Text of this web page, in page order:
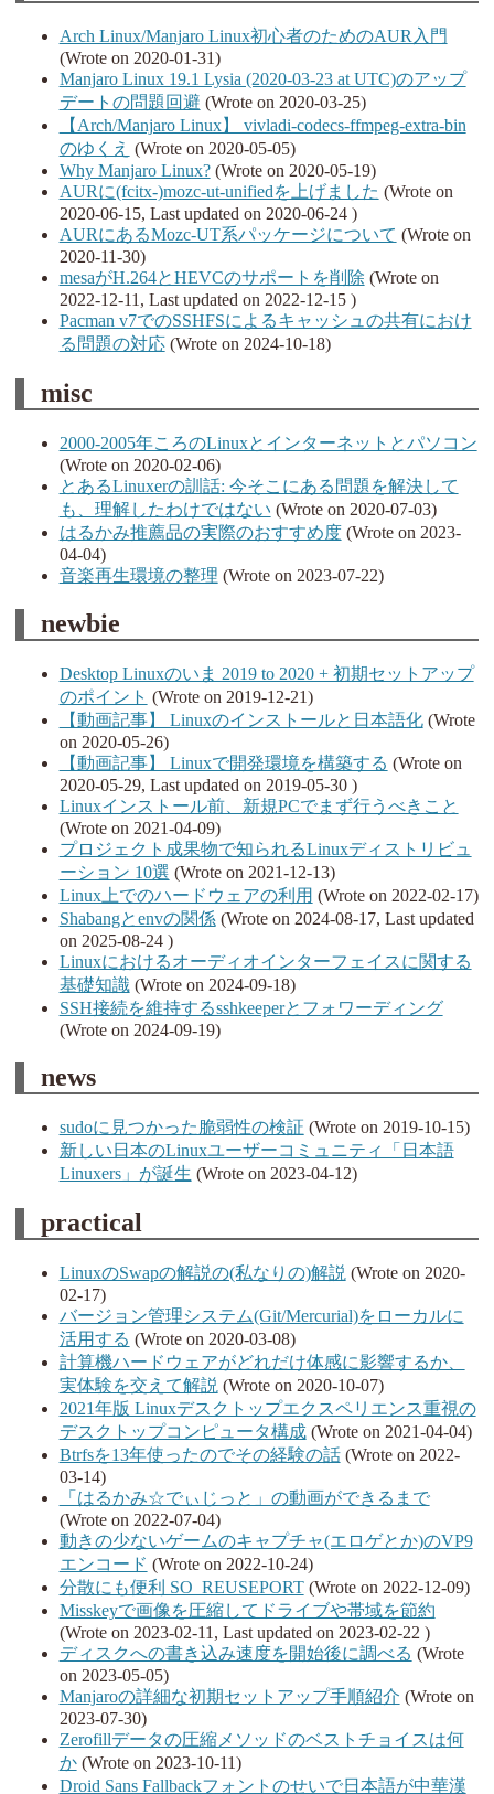
Arch Linux/Manjaro Linux初心者のためのAUR入門
(Wrote on 2020-01-31)
Manjaro Linux 19.1 Lysia (2020-03-23 at UTC)のアップ
デートの問題回避 (Wrote on 2020-03-25)
【Arch/Manjaro Linux】 vivladi-codecs-ffmpeg-extra-bin
のゆくえ (Wrote on 2020-05-05)
Why Manjaro Linux?(Wrote on 2020-05-19)
AURに(fcitx-)mozc-ut-unifiedを上げました (Wrote on
2020-06-15, Last updated on 2020-06-24 )
AURにあるMozc-UT系パッケージについて (Wrote on
2020-11-30)
mesaがH.264とHEVCのサポートを削除 (Wrote on
2022-12-11, Last updated on 2022-12-15 )
Pacman v7でのSSHFSによるキャッシュの共有におけ
る問題の対応(Wrote on 2024-10-18)
misc
2000-2005年ころのLinuxとインターネットとパソコン
(Wrote on 2020-02-06)
とあるLinuxerの訓話: 今そこにある問題を解決して
も、理解したわけではない (Wrote on 2020-07-03)
はるかみ推薦品の実際のおすすめ度(Wrote on 2023-
04-04)
音楽再生環境の整理 (Wrote on 2023-07-22)
newbie
Desktop Linuxのいま 2019 to 2020 + 初期セットアップ
のポイント (Wrote on 2019-12-21)
【動画記事】 Linuxのインストールと日本語化(Wrote
on 2020-05-26)
【動画記事】 Linuxで開発環境を構築する (Wrote on
2020-05-29, Last updated on 2019-05-30 )
Linuxインストール前、新規PCでまず行うべきこと
(Wrote on 2021-04-09)
プロジェクト成果物で知られるLinuxディストリビュ
ーション 10選 (Wrote on 2021-12-13)
Linux上でのハードウェアの利用 (Wrote on 2022-02-17)
Shabangとenvの関係(Wrote on 2024-08-17, Last updated
on 2025-08-24 )
Linuxにおけるオーディオインターフェイスに関する
基礎知識(Wrote on 2024-09-18)
SSH接続を維持するsshkeeperとフォワーディング
(Wrote on 2024-09-19)
news
sudoに見つかった脆弱性の検証 (Wrote on 2019-10-15)
新しい日本のLinuxユーザーコミュニティ「日本語
Linuxers」が誕生 (Wrote on 2023-04-12)
practical
LinuxのSwapの解説の(私なりの)解説 (Wrote on 2020-
02-17)
バージョン管理システム(Git/Mercurial)をローカルに
活用する (Wrote on 2020-03-08)
計算機ハードウェアがどれだけ体感に影響するか、
実体験を交えて解説 (Wrote on 2020-10-07)
2021年版 Linuxデスクトップエクスペリエンス重視の
デスクトップコンピュータ構成(Wrote on 2021-04-04)
Btrfsを13年使ったのでその経験の話(Wrote on 2022-
03-14)
「はるかみ☆でぃじっと」の動画ができるまで
(Wrote on 2022-07-04)
動きの少ないゲームのキャプチャ(エロゲとか)のVP9
エンコード (Wrote on 2022-10-24)
分散にも便利 SO_REUSEPORT(Wrote on 2022-12-09)
Misskeyで画像を圧縮してドライブや帯域を節約
(Wrote on 2023-02-11, Last updated on 2023-02-22 )
ディスクへの書き込み速度を開始後に調べる (Wrote
on 2023-05-05)
Manjaroの詳細な初期セットアップ手順紹介 (Wrote on
2023-07-30)
Zerofillデータの圧縮メソッドのベストチョイスは何
か(Wrote on 2023-10-11)
Droid Sans Fallbackフォントのせいで日本語が中華漢